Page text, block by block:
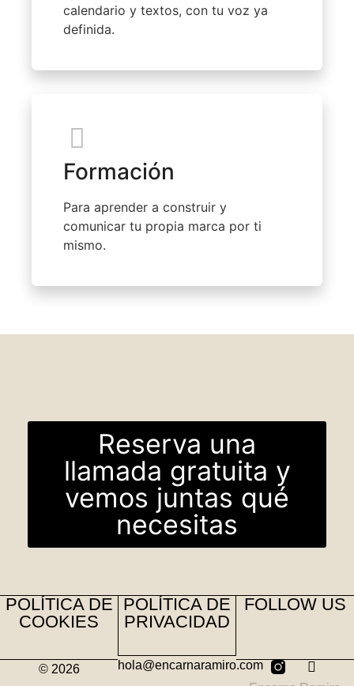
calendario y textos, con tu voz ya
definida.
Formación
Para aprender a construir y
comunicar tu propia marca por ti
mismo.
Reserva una
llamada gratuita y
vemos juntas qué
necesitas
POLÍTICA DE
COOKIES
© 2026
POLÍTICA DE
PRIVACIDAD
hola@encarnaramiro.com
FOLLOW US